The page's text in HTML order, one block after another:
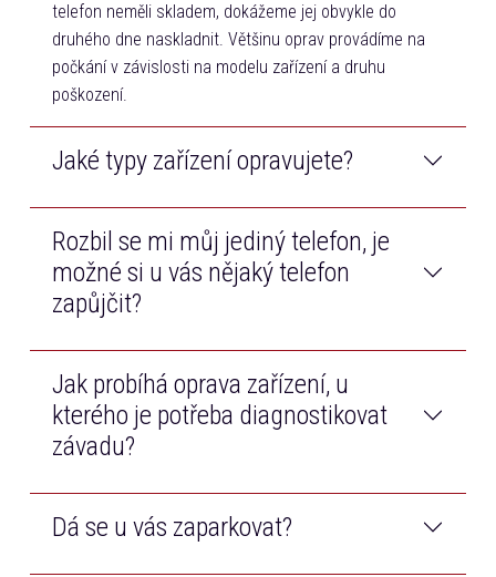
telefon neměli skladem, dokážeme jej obvykle do
druhého dne naskladnit. Většinu oprav provádíme na
počkání v závislosti na modelu zařízení a druhu
poškození.
Jaké typy zařízení opravujete?
Opravujeme telefony a tablety všech značek na trhu.
Navíc také opravujeme Macbooky od značky Apple.
Rozbil se mi můj jediný telefon, je
možné si u vás nějaký telefon
zapůjčit?
Samozřejmě! Než bude Váš telefon opraven, bezplatně
Vám zapůjčíme jiný dotykový telefon.
Jak probíhá oprava zařízení, u
kterého je potřeba diagnostikovat
závadu?
Po příjmu zařízení technik diagnostikuje závadu, cenu
Dá se u vás zaparkovat?